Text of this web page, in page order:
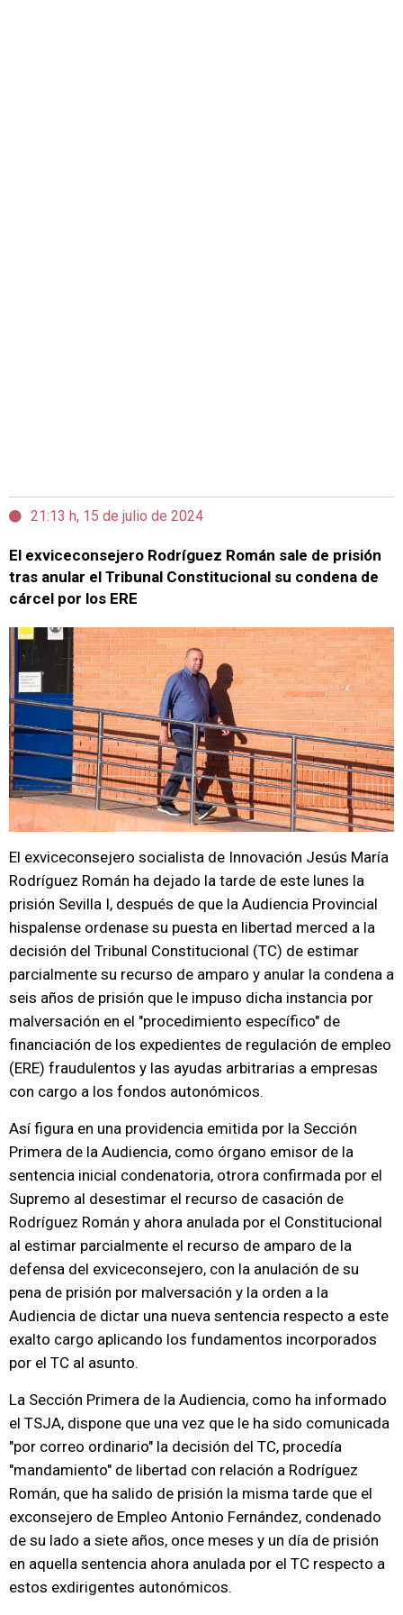
21:13 h, 15 de julio de 2024
El exviceconsejero Rodríguez Román sale de prisión
tras anular el Tribunal Constitucional su condena de
cárcel por los ERE
El exviceconsejero socialista de Innovación Jesús María
Rodríguez Román ha dejado la tarde de este lunes la
prisión Sevilla I, después de que la Audiencia Provincial
hispalense ordenase su puesta en libertad merced a la
decisión del Tribunal Constitucional (TC) de estimar
parcialmente su recurso de amparo y anular la condena a
seis años de prisión que le impuso dicha instancia por
malversación en el "procedimiento específico" de
financiación de los expedientes de regulación de empleo
(ERE) fraudulentos y las ayudas arbitrarias a empresas
con cargo a los fondos autonómicos.
Así figura en una providencia emitida por la Sección
Primera de la Audiencia, como órgano emisor de la
sentencia inicial condenatoria, otrora confirmada por el
Supremo al desestimar el recurso de casación de
Rodríguez Román y ahora anulada por el Constitucional
al estimar parcialmente el recurso de amparo de la
defensa del exviceconsejero, con la anulación de su
pena de prisión por malversación y la orden a la
Audiencia de dictar una nueva sentencia respecto a este
exalto cargo aplicando los fundamentos incorporados
por el TC al asunto.
La Sección Primera de la Audiencia, como ha informado
el TSJA, dispone que una vez que le ha sido comunicada
"por correo ordinario" la decisión del TC, procedía
"mandamiento" de libertad con relación a Rodríguez
Román, que ha salido de prisión la misma tarde que el
exconsejero de Empleo Antonio Fernández, condenado
de su lado a siete años, once meses y un día de prisión
en aquella sentencia ahora anulada por el TC respecto a
estos exdirigentes autonómicos.